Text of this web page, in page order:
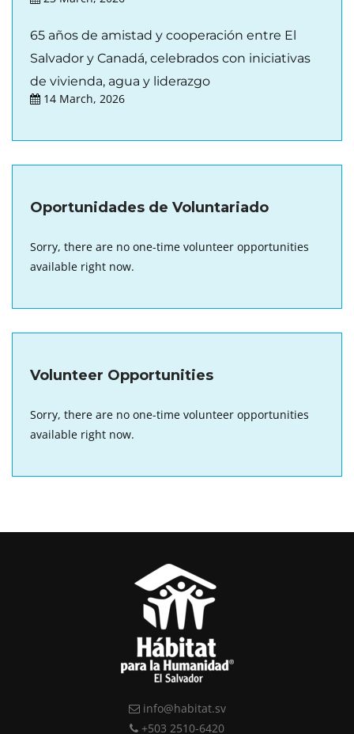
65 años de amistad y cooperación entre El
Salvador y Canadá, celebrados con iniciativas
de vivienda, agua y liderazgo
14 March, 2026
Oportunidades de Voluntariado
Sorry, there are no one-time volunteer opportunities
available right now.
Volunteer Opportunities
Sorry, there are no one-time volunteer opportunities
available right now.
info@habitat.sv
+503 2510-6420